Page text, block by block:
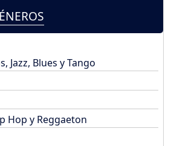
Jazz, Blues y Tango
Hop y Reggaeton